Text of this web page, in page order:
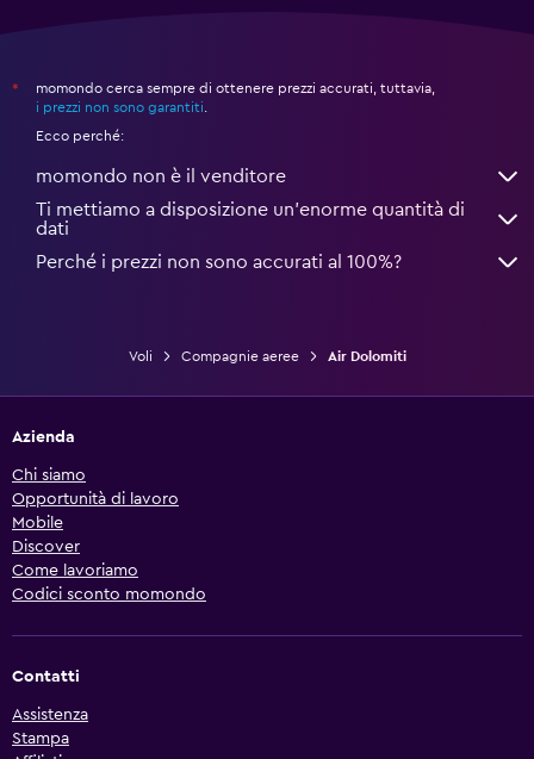
*
momondo cerca sempre di ottenere prezzi accurati, tuttavia,
i prezzi non sono garantiti
Ecco perché:
momondo non è il venditore
Ti mettiamo a disposizione un’enorme quantità di
dati
Perché i prezzi non sono accurati al 100%?
Voli Compagnie aeree Air Dolomiti
Azienda
Chi siamo
Opportunità di lavoro
Mobile
Discover
Come lavoriamo
Codici sconto momondo
Contatti
Assistenza
Stampa